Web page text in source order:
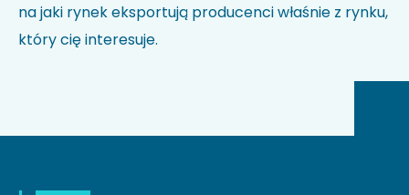
na jaki rynek eksportują producenci właśnie z rynku,
który cię interesuje.